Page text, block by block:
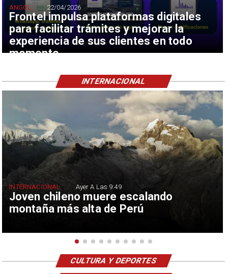
Frontel impulsa plataformas digitales
para facilitar trámites y mejorar la
experiencia de sus clientes en todo
momento
ANGOL 22/04/2026
Joven chileno muere escalando
montaña más alta de Perú
INTERNACIONAL Ayer A Las 9:49
INTERNACIONAL
CULTURA Y DEPORTES